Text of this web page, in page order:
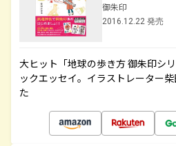
御朱印
2016.12.22 発売
大ヒット「地球の歩き方 御朱印シ
ックエッセイ。イラストレーター
た